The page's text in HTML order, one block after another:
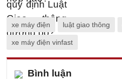
xe máy điện luật giao thông
xe máy điện vinfast
Bình luận